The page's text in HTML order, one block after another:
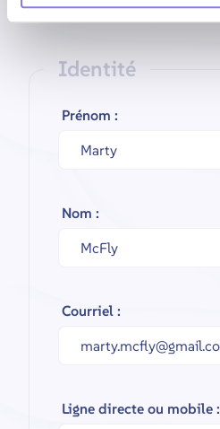
Identité
Prénom :
Nom :
Courriel :
Ligne directe ou mobile :